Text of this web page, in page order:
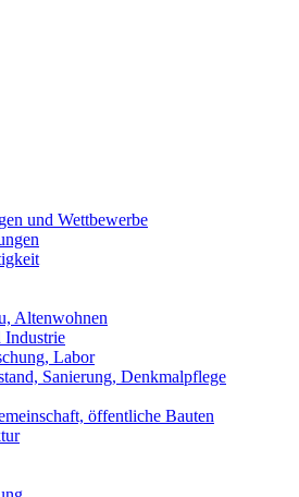
und Wettbewerbe
Altenwohnen
Industrie
Labor
Sanierung, Denkmalpflege
öffentliche Bauten